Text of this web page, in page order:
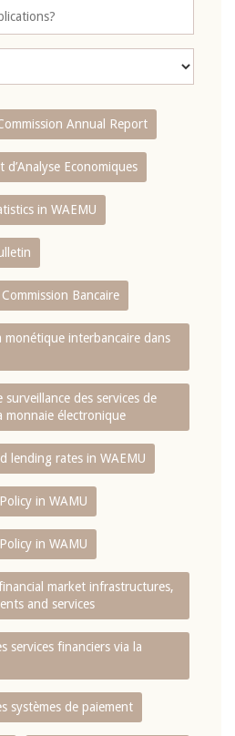
Annual Report
d’Analyse Economiques
in WAEMU
Bancaire
monétique interbancaire dans
des services de
monnaie électronique
lending rates in WAEMU
in WAMU
in WAMU
market infrastructures,
and services
services financiers via la
systèmes de paiement